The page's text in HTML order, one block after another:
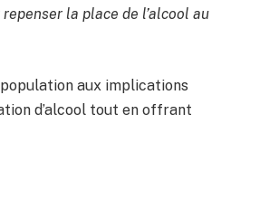
la place de l’alcool au
aux implications
d’alcool tout en offrant